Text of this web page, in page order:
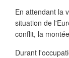
En attendant la
situation de
conflit, la
Durant